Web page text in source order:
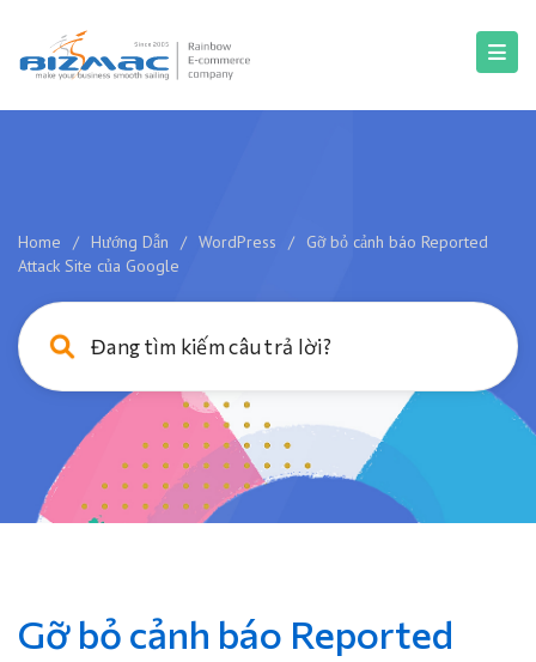
Home / Hướng Dẫn / WordPress /
Gỡ bỏ cảnh báo Reported
Attack Site của Google
Gỡ bỏ cảnh báo Reported